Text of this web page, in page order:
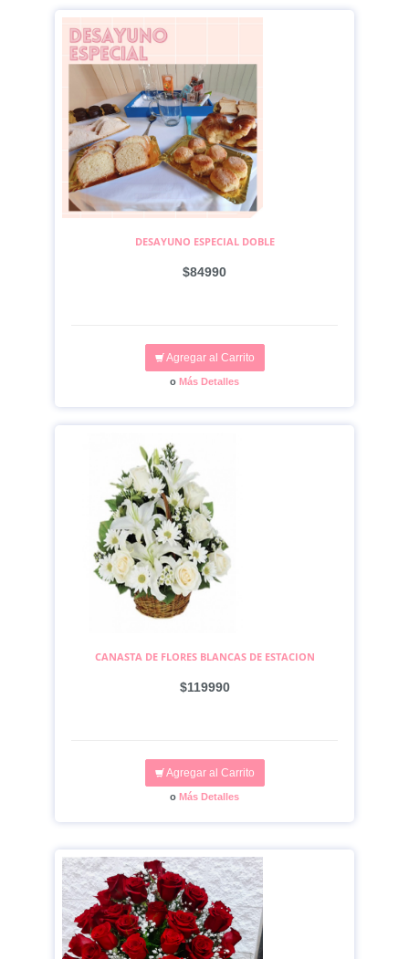
DESAYUNO ESPECIAL DOBLE
$84990
Agregar al Carrito
o Más Detalles
CANASTA DE FLORES BLANCAS DE ESTACION
$119990
Agregar al Carrito
o Más Detalles